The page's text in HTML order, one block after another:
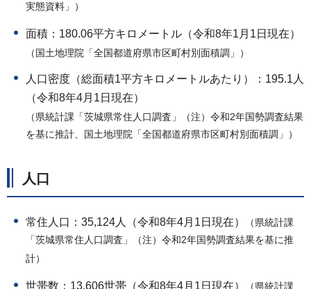
実態資料」）
面積：180.06平方キロメートル（令和8年1月1日現在）
（国土地理院「全国都道府県市区町村別面積調」）
人口密度（総面積1平方キロメートルあたり）：195.1人
（令和8年4月1日現在）
（県統計課「茨城県常住人口調査」（注）令和2年国勢調査結果
を基に推計、国土地理院「全国都道府県市区町村別面積調」）
人口
常住人口：35,124人（令和8年4月1日現在） （県統計課
「茨城県常住人口調査」（注）令和2年国勢調査結果を基に推
計）
世帯数：13,606世帯（令和8年4月1日現在） （県統計課